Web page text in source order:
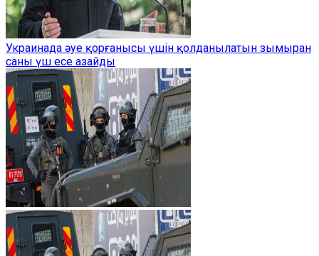
Украинада әуе қорғанысы үшін қолданылатын зымыран
саны үш есе азайды